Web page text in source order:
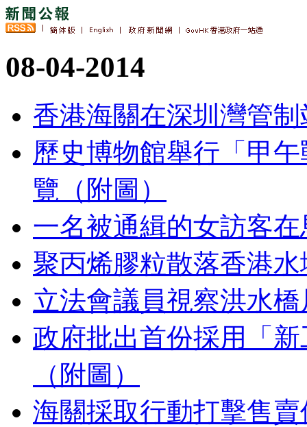
08-04-2014
香港海關在深圳灣管
歷史博物館舉行「甲
覽（附圖）
一名被通緝的女訪客
聚丙烯膠粒散落香港
立法會議員視察洪水
政府批出首份採用「
（附圖）
海關採取行動打擊售